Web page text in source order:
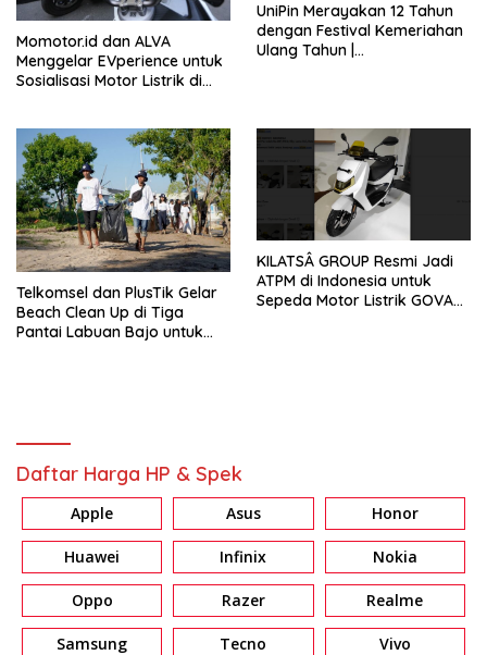
Momotor.id dan ALVA
Menggelar EVperience untuk
Sosialisasi Motor Listrik di
UniPin Merayakan 12 Tahun
dengan Festival Kemeriahan
Ulang Tahun |
Telkomsel dan PlusTik Gelar
Beach Clean Up di Tiga
Pantai Labuan Bajo untuk
KILATSÂ GROUP Resmi Jadi
ATPM di Indonesia untuk
Sepeda Motor Listrik GOVA
Daftar Harga HP & Spek
Apple Asus Honor
Huawei Infinix Nokia
Oppo Razer Realme
Samsung Tecno Vivo